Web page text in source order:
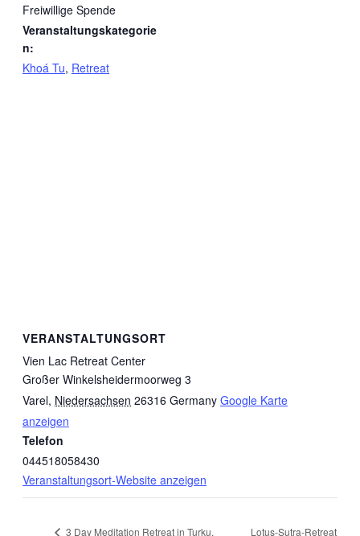
Freiwillige Spende
Veranstaltungskategorie
n:
Khoá Tu, Retreat
VERANSTALTUNGSORT
Vien Lac Retreat Center
Großer Winkelsheidermoorweg 3
Varel, Niedersachsen 26316 Germany Google Karte
anzeigen
Telefon
044518058430
Veranstaltungsort-Website anzeigen
3 Day Meditation Retreat in Turku, Lotus-Sutra-Retreat